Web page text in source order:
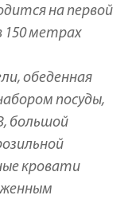
на первой
150 метрах
обеденная
посуды,
большой
кровати